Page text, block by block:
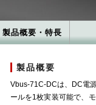
製品概要・特長
製品概要
Vbus-71C-DCは、DC電
ールを1枚実装可能で、